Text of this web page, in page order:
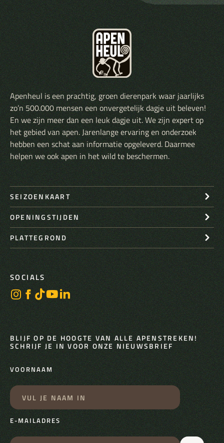
Apenheul is een prachtig, groen dierenpark waar jaarlijks
zo’n 500.000 mensen een onvergetelijk dagje uit beleven!
En we zijn meer dan een leuk dagje uit. We zijn expert op
het gebied van apen. Jarenlange ervaring en onderzoek
hebben een schat aan informatie opgeleverd. Daarmee
helpen we ook apen in het wild te beschermen.
SEIZOENKAART
OPENINGSTIJDEN
PLATTEGROND
SOCIALS
BLIJF OP DE HOOGTE VAN ALLE APENSTREKEN!
SCHRIJF JE IN VOOR ONZE NIEUWSBRIEF
VOORNAAM
E-MAILADRES